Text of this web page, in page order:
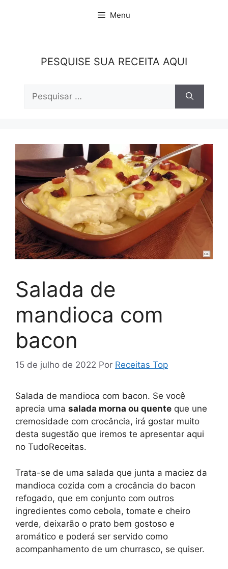
Menu
PESQUISE SUA RECEITA AQUI
por:
Salada de
mandioca com
bacon
15 de julho de 2022 Por Receitas Top
Salada de mandioca com bacon. Se você
aprecia uma salada morna ou quente que une
cremosidade com crocância, irá gostar muito
desta sugestão que iremos te apresentar aqui
no TudoReceitas.
Trata-se de uma salada que junta a maciez da
mandioca cozida com a crocância do bacon
refogado, que em conjunto com outros
ingredientes como cebola, tomate e cheiro
verde, deixarão o prato bem gostoso e
aromático e poderá ser servido como
acompanhamento de um churrasco, se quiser.